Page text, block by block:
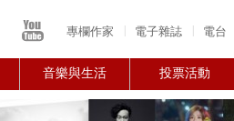
專欄作家 電子雜誌 電台
音樂與生活 投票活動